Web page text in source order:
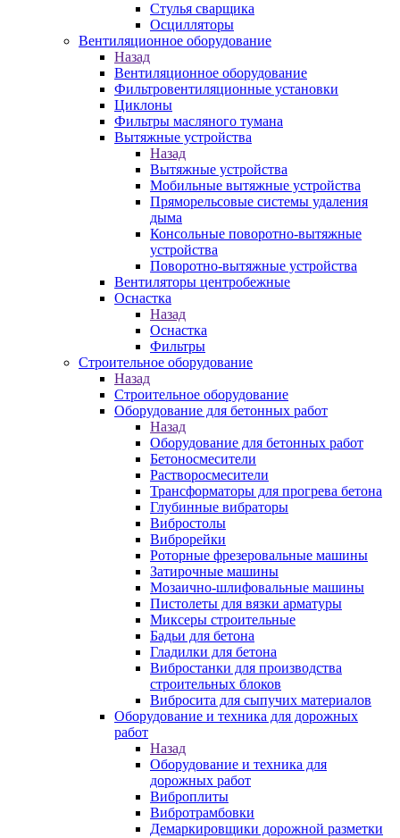
Стулья сварщика
Осцилляторы
Вентиляционное оборудование
Назад
Вентиляционное оборудование
Фильтровентиляционные установки
Циклоны
Фильтры масляного тумана
Вытяжные устройства
Назад
Вытяжные устройства
Мобильные вытяжные устройства
Пряморельсовые системы удаления
дыма
Консольные поворотно-вытяжные
устройства
Поворотно-вытяжные устройства
Вентиляторы центробежные
Оснастка
Назад
Оснастка
Фильтры
Строительное оборудование
Назад
Строительное оборудование
Оборудование для бетонных работ
Назад
Оборудование для бетонных работ
Бетоносмесители
Растворосмесители
Трансформаторы для прогрева бетона
Глубинные вибраторы
Вибростолы
Виброрейки
Роторные фрезеровальные машины
Затирочные машины
Мозаично-шлифовальные машины
Пистолеты для вязки арматуры
Миксеры строительные
Бадьи для бетона
Гладилки для бетона
Вибростанки для производства
строительных блоков
Вибросита для сыпучих материалов
Оборудование и техника для дорожных
работ
Назад
Оборудование и техника для
дорожных работ
Виброплиты
Вибротрамбовки
Демаркировщики дорожной разметки